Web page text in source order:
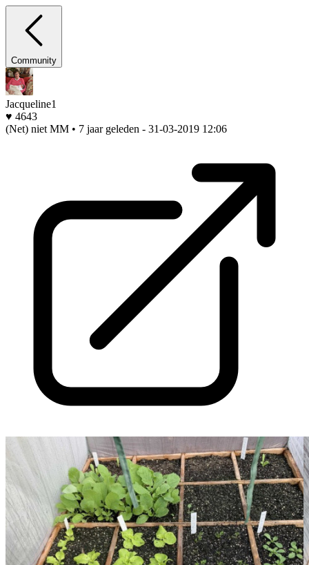
Community
Jacqueline1
♥ 4643
(Net) niet MM • 7 jaar geleden - 31-03-2019 12:06